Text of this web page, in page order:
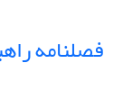
فصلنامه